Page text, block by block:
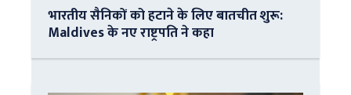
भारतीय सैनिकों को हटाने के लिए बातचीत शुरू:
Maldives के नए राष्ट्रपति ने कहा